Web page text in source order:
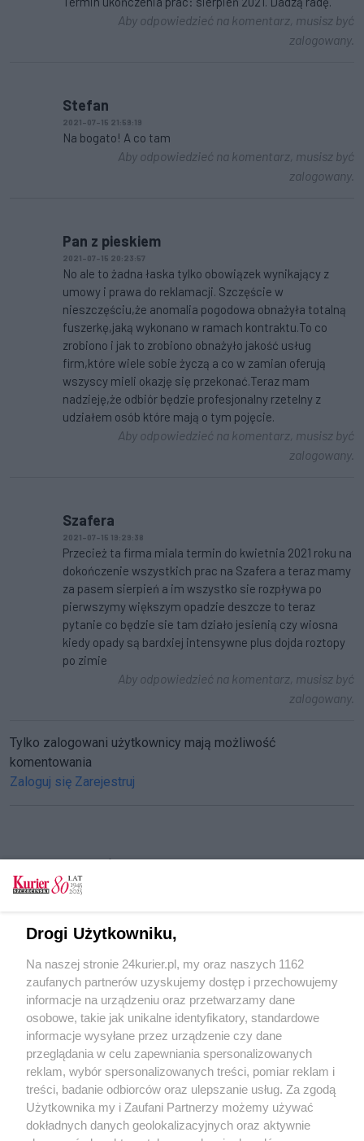
Aby odpowiedzieć na komentarz, musisz być
zalogowany.
Stefan
2021-07-15 21:59:19
Na bogato! A co tam
Aby odpowiedzieć na komentarz, musisz być
zalogowany.
Pan z pieskiem
2021-07-15 20:23:57
No ale to żadna łaska tylko obowiązek wynikający z
umowy i prawa do reklamacji. Szczęście w
nieszczęściu,że anomalia pogodowa obnażyła totalną
fuszerkę,jaką wykonano w ramach kontraktu.To co
zrobiono i jak to zrobiono obnażyło jakość usług
firm,które wiele sobie życzą a co w zamian oferują
wszyscy mieli okazję się przekonać.Teraz mam
nadzieję,że odbiór będzie profesjonalny rzetelny z
udziałem osób które mają o tym pojęcie.
Aby odpowiedzieć na komentarz, musisz być
zalogowany.
Szafera
2021-07-15 19:29:38
Przecież ta firma miala termin do kwietnia 2021 roku na
dokończenie wszystkich prac na Szafera a teraz mamy
za pasem sierpień a im wszystko sie rozpływa po
pierwszymy większym opadzie deszcze to teraz
pytanie co będzie sie tam działo jesienią czy wiosna
kiedy opady są bardxiej intensywne plus dojda roztopy
po zimie
Aby odpowiedzieć na komentarz, musisz być
zalogowany.
Tylko zalogowani użytkownicy mają możliwość
komentowania
Zaloguj się Zarejestruj
Nie miejsce dla drzew?
Batalii o przyzamkową zieleń ciąg dalszy.
Ekspertyzy pod założoną tezę?
Protest u podnóża zamkowej skarpy. W obronie
drzew
POGODA
20℃
Zobacz prognozę na 3 dni
Drogi Użytkowniku,
Na naszej stronie 24kurier.pl, my oraz naszych 1162
zaufanych partnerów uzyskujemy dostęp i przechowujemy
informacje na urządzeniu oraz przetwarzamy dane
osobowe, takie jak unikalne identyfikatory, standardowe
informacje wysyłane przez urządzenie czy dane
przeglądania w celu zapewniania spersonalizowanych
reklam, wybór spersonalizowanych treści, pomiar reklam i
treści, badanie odbiorców oraz ulepszanie usług. Za zgodą
Użytkownika my i Zaufani Partnerzy możemy używać
dokładnych danych geolokalizacyjnych oraz aktywnie